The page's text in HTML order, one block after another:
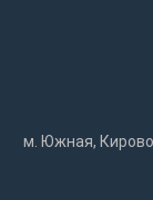
м. Южная,